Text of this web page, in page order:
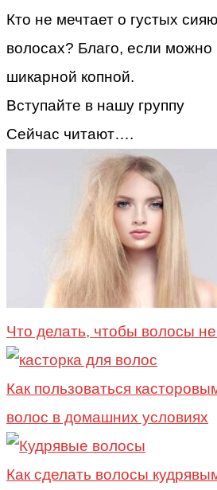
Кто не мечтает о густых
волосах? Благо, если можно
шикарной копной.
Вступайте в нашу группу
Сейчас читают….
Что делать, чтобы волосы
Как пользоваться
волос в домашних условиях
Как сделать волосы